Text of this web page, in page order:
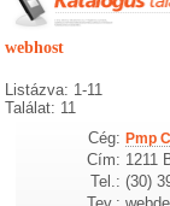
webhost
Listázva: 1-11
Találat: 11
Cég: Pmp
Cím: 1211
Tel.: (30)